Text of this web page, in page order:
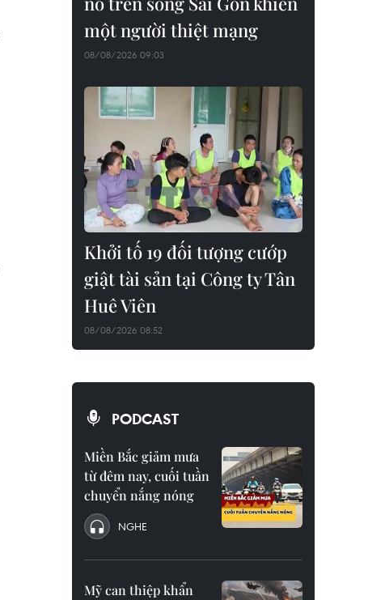
một người thiệt mạng
08/08/2026 09:03
Khởi tố 19 đối tượng cướp
giật tài sản tại Công ty Tân
Huê Viên
08/08/2026 08:52
PODCAST
Miền Bắc giảm mưa
từ đêm nay, cuối tuần
chuyển nắng nóng
NGHE
Mỹ can thiệp khẩn